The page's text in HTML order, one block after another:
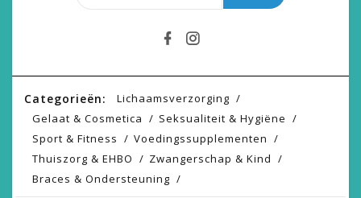
Categorieën:
Lichaamsverzorging
Gelaat & Cosmetica
Seksualiteit & Hygiëne
Sport & Fitness
Voedingssupplementen
Thuiszorg & EHBO
Zwangerschap & Kind
Braces & Ondersteuning